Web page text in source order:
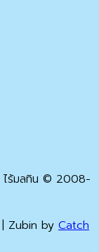
ร้มลทิน © 2008-
| Zubin by Catch